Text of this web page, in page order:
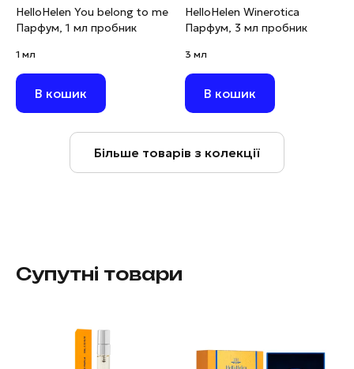
HelloHelen You belong to me
Парфум, 1 мл пробник
1 мл
В кошик
HelloHelen Winerotica
Парфум, 3 мл пробник
3 мл
В кошик
Більше товарів з колекції
Супутні товари